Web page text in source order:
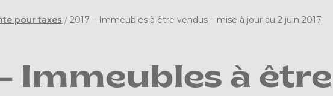
pour taxes / 2017 – Immeubles à être vendus – mise à jour au 2 juin 2017
Immeubles à